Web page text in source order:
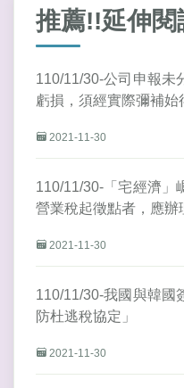
推薦!!延伸閱
110/11/30-公司申報未
虧損，須經實際彌補始
2021-11-30
110/11/30-「宅經濟」
營業稅起徵點者，應辦
2021-11-30
110/11/30-我國與韓國
防杜逃稅協定」
2021-11-30